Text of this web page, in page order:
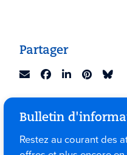
Partager
Bulletin
Restez au courant des